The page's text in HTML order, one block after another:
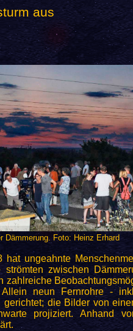
aus
Dämmerung. Foto: Heinz Erhard
ungeahnte
zwischen
zahlreiche
Allein neun Fernrohre -
die Bilder von
projiziert. Anhand